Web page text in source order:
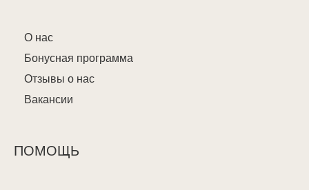
О нас
Бонусная программа
Отзывы о нас
Вакансии
ПОМОЩЬ